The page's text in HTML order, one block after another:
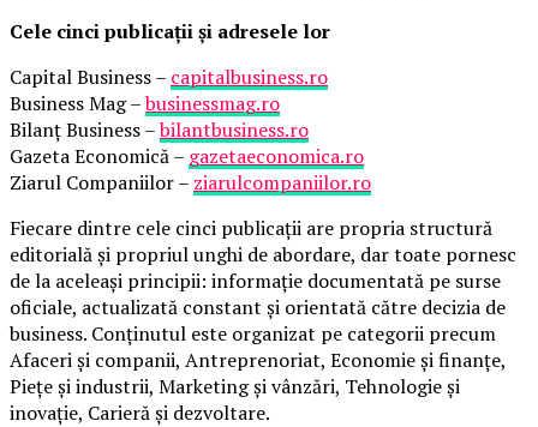
Cele cinci publicații și adresele lor
Capital Business – capitalbusiness.ro
Business Mag –businessmag.ro
Bilanț Business –bilantbusiness.ro
Gazeta Economică – gazetaeconomica.ro
Ziarul Companiilor – ziarulcompaniilor.ro
Fiecare dintre cele cinci publicații are propria structură
editorială și propriul unghi de abordare, dar toate pornesc
de la aceleași principii: informație documentată pe surse
oficiale, actualizată constant și orientată către decizia de
business. Conținutul este organizat pe categorii precum
Afaceri și companii, Antreprenoriat, Economie și finanțe,
Piețe și industrii, Marketing și vânzări, Tehnologie și
inovație, Carieră și dezvoltare.